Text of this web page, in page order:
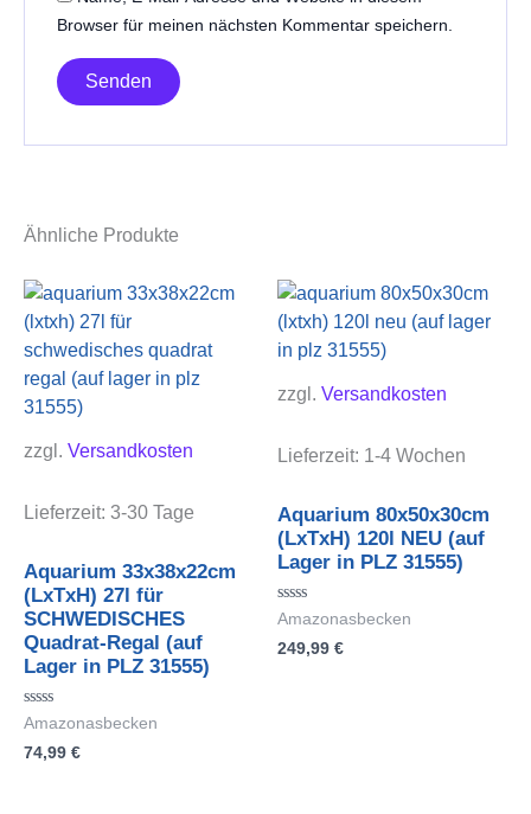
Browser für meinen nächsten Kommentar speichern.
Ähnliche Produkte
zzgl. Versandkosten
Lieferzeit: 3-30 Tage
Aquarium 33x38x22cm
(LxTxH) 27l für
SCHWEDISCHES
Quadrat-Regal (auf
Lager in PLZ 31555)
Bewertet
0
Amazonasbecken
74,99 €
zzgl. Versandkosten
Lieferzeit: 1-4 Wochen
Aquarium 80x50x30cm
(LxTxH) 120l NEU (auf
Lager in PLZ 31555)
Bewertet
0
Amazonasbecken
249,99 €